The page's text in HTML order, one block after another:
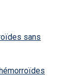
sans